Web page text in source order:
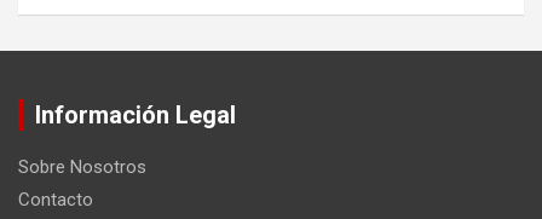
Información Legal
Sobre Nosotros
Contacto